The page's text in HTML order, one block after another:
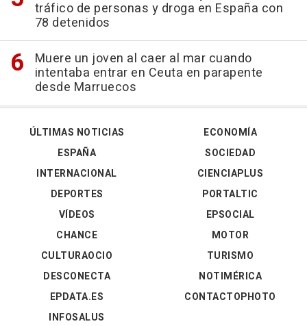
tráfico de personas y droga en España con
78 detenidos
Muere un joven al caer al mar cuando
intentaba entrar en Ceuta en parapente
desde Marruecos
ÚLTIMAS NOTICIAS
ESPAÑA
INTERNACIONAL
DEPORTES
VÍDEOS
ECONOMÍA
SOCIEDAD
CIENCIAPLUS
PORTALTIC
EPSOCIAL
CHANCE
CULTURAOCIO
DESCONECTA
EPDATA.ES
INFOSALUS
MOTOR
TURISMO
NOTIMÉRICA
CONTACTOPHOTO